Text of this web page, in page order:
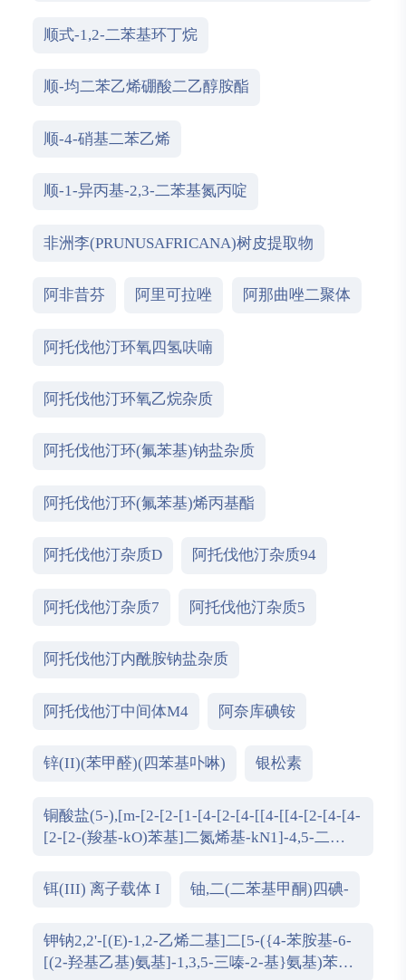
顺式-1,2-二苯基环丁烷
顺-均二苯乙烯硼酸二乙醇胺酯
顺-4-硝基二苯乙烯
顺-1-异丙基-2,3-二苯基氮丙啶
非洲李(PRUNUSAFRICANA)树皮提取物
阿非昔芬 阿里可拉唑 阿那曲唑二聚体
阿托伐他汀环氧四氢呋喃
阿托伐他汀环氧乙烷杂质
阿托伐他汀环(氟苯基)钠盐杂质
阿托伐他汀环(氟苯基)烯丙基酯
阿托伐他汀杂质D 阿托伐他汀杂质94
阿托伐他汀杂质7 阿托伐他汀杂质5
阿托伐他汀内酰胺钠盐杂质
阿托伐他汀中间体M4 阿奈库碘铵
锌(II)(苯甲醛)(四苯基卟啉) 银松素
铜酸盐(5-),[m-[2-[2-[1-[4-[2-[4-[[4-[[4-[2-[4-[4-
[2-[2-(羧基-kO)苯基]二氮烯基-kN1]-4,5-二
基]乙烯基]-3-硫代苯基]氨基]-6-(苯基氨
基)-1,3,5-三嗪-2-基]氨基]-2-硫代苯基]乙烯
铒(III) 离子载体 I 铀,二(二苯基甲酮)四碘-
钾钠2,2'-[(E)-1,2-乙烯二基]二[5-({4-苯胺基-6-
[(2-羟基乙基)氨基]-1,3,5-三嗪-2-基}氨基)苯磺